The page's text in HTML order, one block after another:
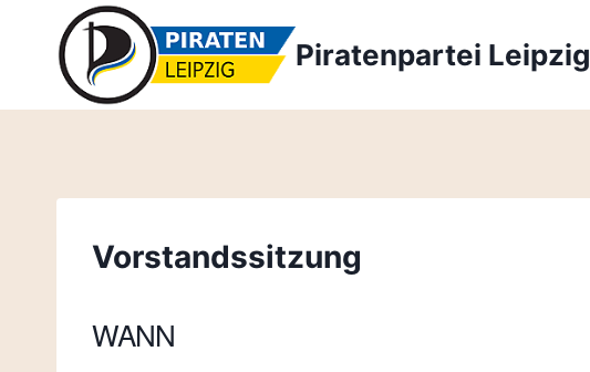
springen
Piratenpartei Leipzig
Vorstandssitzung
WANN